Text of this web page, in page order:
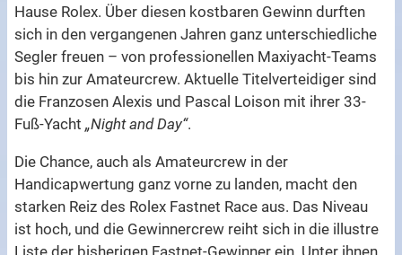
Hause Rolex. Über diesen kostbaren Gewinn durften
sich in den vergangenen Jahren ganz unterschiedliche
Segler freuen – von professionellen Maxiyacht-Teams
bis hin zur Amateurcrew. Aktuelle Titelverteidiger sind
die Franzosen Alexis und Pascal Loison mit ihrer 33-
Fuß-Yacht„Night and Day“.
Die Chance, auch als Amateurcrew in der
Handicapwertung ganz vorne zu landen, macht den
starken Reiz des Rolex Fastnet Race aus. Das Niveau
ist hoch, und die Gewinnercrew reiht sich in die illustre